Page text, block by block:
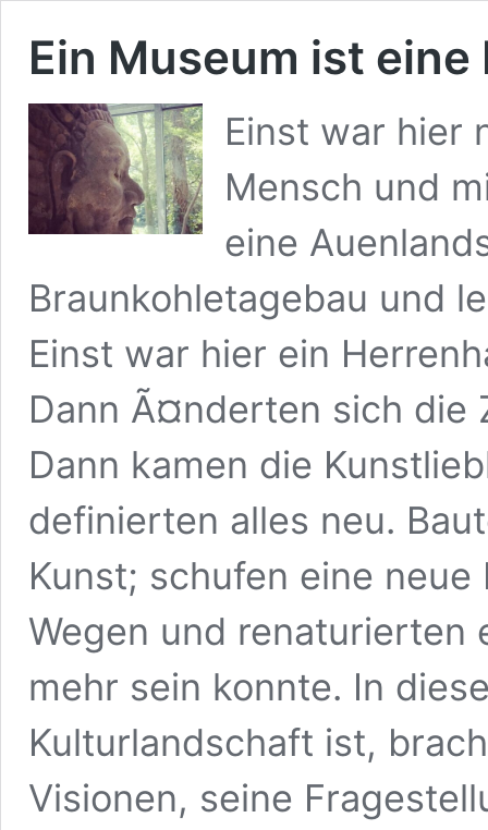
Ein Museum ist
Einst war hier
Mensch und
eine
Braunkohletagebau und
Einst war hier ein
Dann Ã¤nderten sich die
Dann kamen die
definierten alles neu.
Kunst; schufen eine
Wegen und renaturierten
mehr sein konnte. In
Kulturlandschaft ist,
Visionen, seine